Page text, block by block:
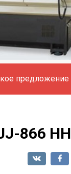
предложение
866 HH